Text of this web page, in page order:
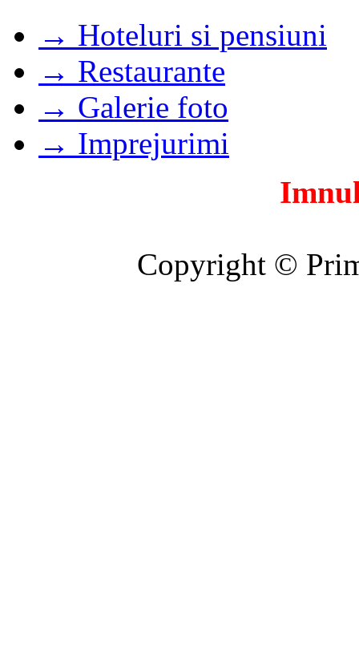
→ Hoteluri si pensiuni
→ Restaurante
→ Galerie foto
→ Imprejurimi
Copyright ©